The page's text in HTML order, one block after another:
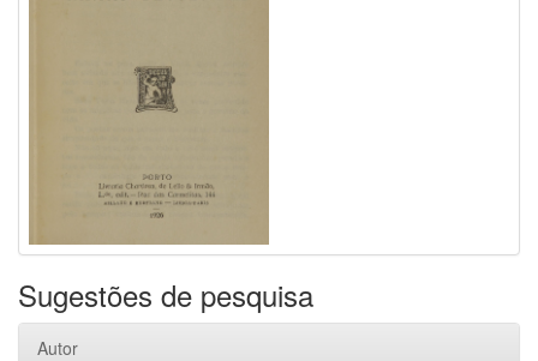
Sugestões de pesquisa
Autor